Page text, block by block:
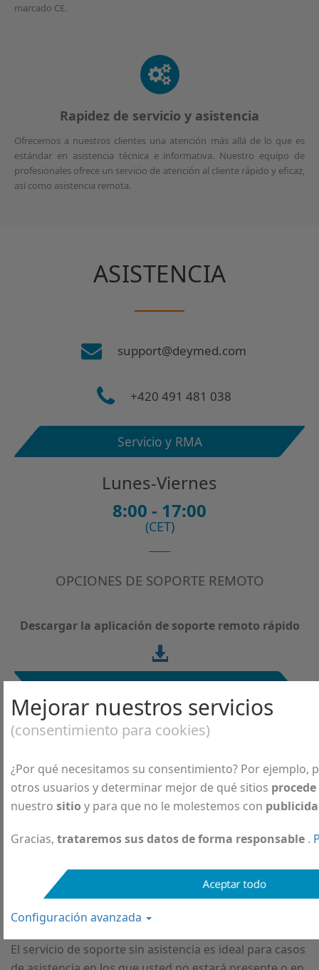
marcado CE.
Rapidez de servicio y asistencia
Ofrecemos a nuestros clientes una atención más allá de lo que es
estándar en asistencia técnica e informativa. Nuestro equipo de
profesionales ofrece un servicio de atención al cliente rápido y eficaz,
así como asistencia remota.
ASISTENCIA
support@deymed.com
+420 491 481 038
Servicio y RMA
Lunes-Viernes
8:00 - 17:00
(CET)
OPCIONES DE SOPORTE REMOTO
Descargar la aplicación de soporte remoto rápido
Aplicación de soporte rápido
El servicio de soporte rápido es ideal en aquellos casos
de asistencia individuales en los que usted estará
presente cuando el técnico se conecte.
Descargar la aplicación de soporte remoto sin
Aplicación de soporte remoto sin
El servicio de soporte sin asistencia es ideal para casos
Mejorar nuestros servicios
(consentimiento para cookies)
¿Por qué necesitamos su consentimiento? Por ejemplo,
otros usuarios y determinar mejor de qué sitios procede
nuestro sitio y para que no le molestemos con
Gracias, trataremos sus datos de forma responsable .
Configuración avanzada
Aceptar todo